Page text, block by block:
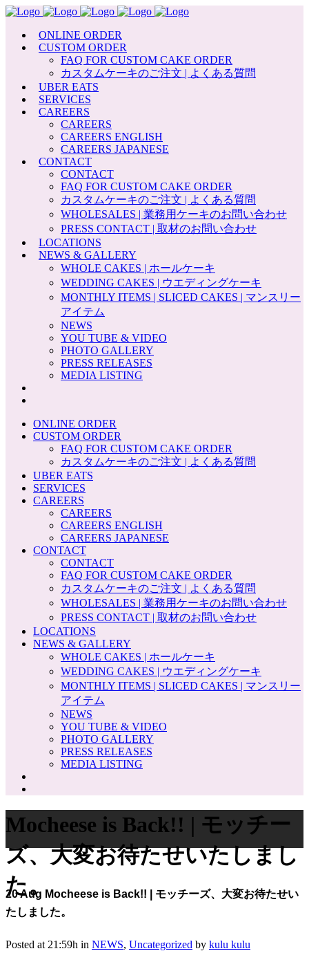
ONLINE ORDER
CUSTOM ORDER
FAQ FOR CUSTOM CAKE ORDER
カスタムケーキのご注文 | よくある質問
UBER EATS
SERVICES
CAREERS
CAREERS
CAREERS ENGLISH
CAREERS JAPANESE
CONTACT
CONTACT
FAQ FOR CUSTOM CAKE ORDER
カスタムケーキのご注文 | よくある質問
WHOLESALES | 業務用ケーキのお問い合わせ
PRESS CONTACT | 取材のお問い合わせ
LOCATIONS
NEWS & GALLERY
WHOLE CAKES | ホールケーキ
WEDDING CAKES | ウエディングケーキ
MONTHLY ITEMS | SLICED CAKES | マンスリー
アイテム
NEWS
YOU TUBE & VIDEO
PHOTO GALLERY
PRESS RELEASES
MEDIA LISTING
ONLINE ORDER
CUSTOM ORDER
FAQ FOR CUSTOM CAKE ORDER
カスタムケーキのご注文 | よくある質問
UBER EATS
SERVICES
CAREERS
CAREERS
CAREERS ENGLISH
CAREERS JAPANESE
CONTACT
CONTACT
FAQ FOR CUSTOM CAKE ORDER
カスタムケーキのご注文 | よくある質問
WHOLESALES | 業務用ケーキのお問い合わせ
PRESS CONTACT | 取材のお問い合わせ
LOCATIONS
NEWS & GALLERY
WHOLE CAKES | ホールケーキ
WEDDING CAKES | ウエディングケーキ
MONTHLY ITEMS | SLICED CAKES | マンスリー
アイテム
NEWS
YOU TUBE & VIDEO
PHOTO GALLERY
PRESS RELEASES
MEDIA LISTING
Mocheese is Back!! | モッチー
ズ、大変お待たせいたしまし
た。
20 Aug Mocheese is Back!! | モッチーズ、大変お待たせい
たしました。
Posted at 21:59h in NEWS, Uncategorized by kulu kulu